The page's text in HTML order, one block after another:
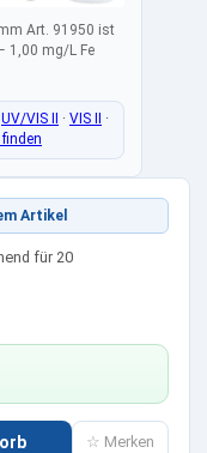
Art. 91950 ist
1,00 mg/L Fe
UV/VIS II · VIS II
·
Artikel
für 20
☆ Merken